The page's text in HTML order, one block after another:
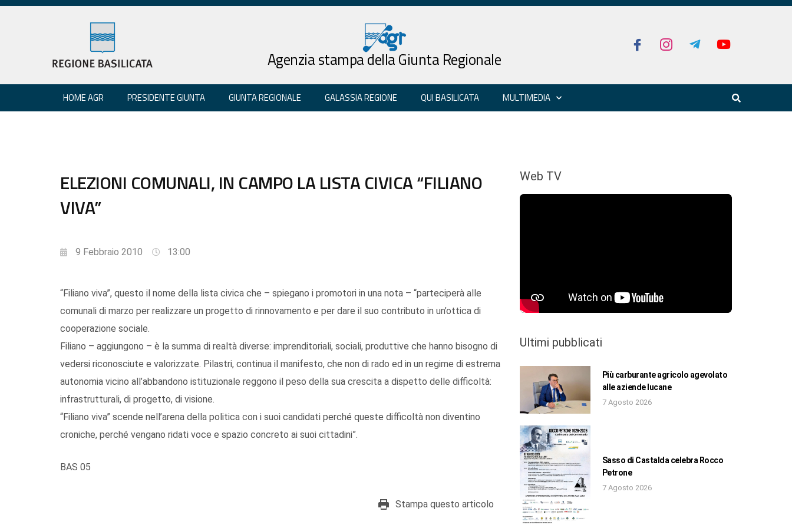
Agenzia stampa della Giunta Regionale
HOME AGR PRESIDENTE GIUNTA GIUNTA REGIONALE GALASSIA REGIONE QUI BASILICATA MULTIMEDIA
ELEZIONI COMUNALI, IN CAMPO LA LISTA CIVICA “FILIANO
VIVA”
9 Febbraio 2010 13:00
“Filiano viva”, questo il nome della lista civica che – spiegano i promotori in una nota – “parteciperà alle
comunali di marzo per realizzare un progetto di rinnovamento e per dare il suo contributo in un’ottica di
cooperazione sociale.
Filiano – aggiungono – è la summa di realtà diverse: imprenditoriali, sociali, produttive che hanno bisogno di
vedersi riconosciute e valorizzate. Pilastri, continua il manifesto, che non di rado ed in un regime di estrema
autonomia vicino all’abbandono istituzionale reggono il peso della sua crescita a dispetto delle difficoltà:
infrastrutturali, di progetto, di visione.
“Filiano viva” scende nell’arena della politica con i suoi candidati perché queste difficoltà non diventino
croniche, perché vengano ridati voce e spazio concreto ai suoi cittadini”.
BAS 05
Stampa questo articolo
Web TV
Ultimi pubblicati
Più carburante agricolo agevolato
alle aziende lucane
7 Agosto 2026
Sasso di Castalda celebra Rocco
Petrone
7 Agosto 2026